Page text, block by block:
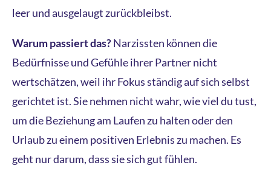
leer und ausgelaugt zurückbleibst.
Warum passiert das?Narzissten können die
Bedürfnisse und Gefühle ihrer Partner nicht
wertschätzen, weil ihr Fokus ständig auf sich selbst
gerichtet ist. Sie nehmen nicht wahr, wie viel du tust,
um die Beziehung am Laufen zu halten oder den
Urlaub zu einem positiven Erlebnis zu machen. Es
geht nur darum, dass sie sich gut fühlen.